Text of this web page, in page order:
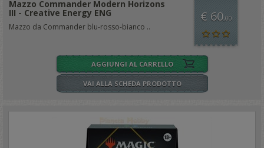
Mazzo Commander Modern Horizons
III - Creative Energy ENG
Mazzo da Commander blu-rosso-bianco ..
€ 60,00
AGGIUNGI AL CARRELLO
VAI ALLA SCHEDA PRODOTTO